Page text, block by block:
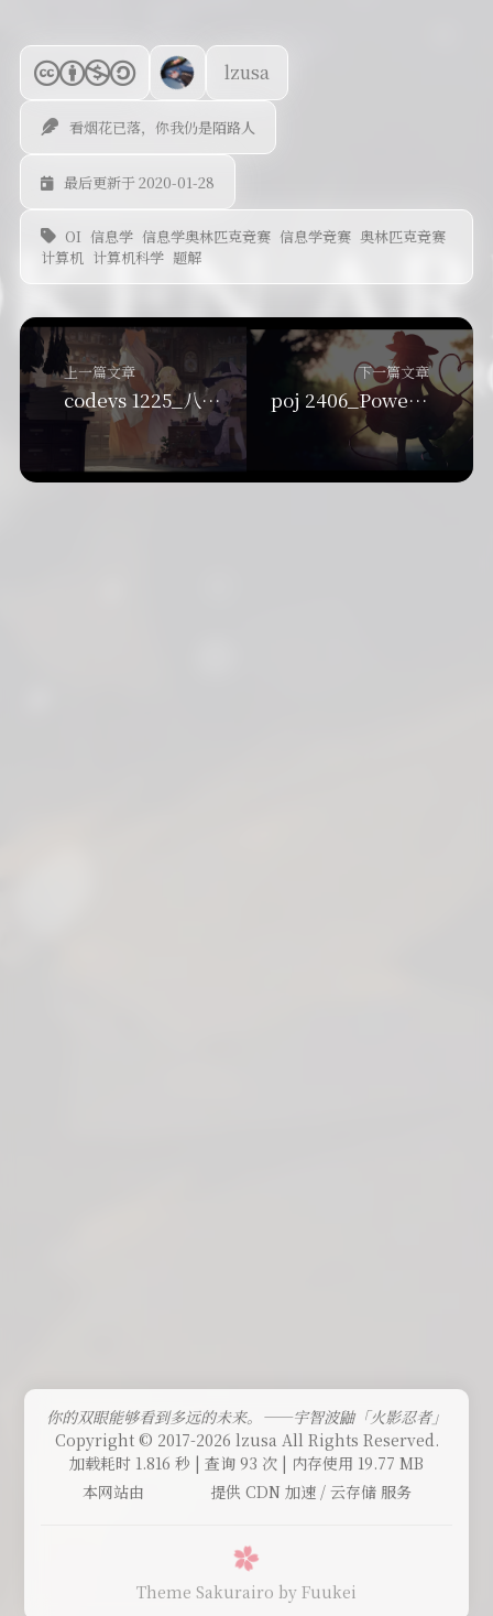
lzusa
看烟花已落，你我仍是陌路人
最后更新于 2020-01-28
OI 信息学 信息学奥林匹克竞赛 信息学竞赛 奥林匹克竞赛
计算机 计算机科学 题解
上一篇文章
codevs 1225_八数码难题_bfs+hash
下一篇文章
poj 2406_Power Strings_KMP
你的双眼能够看到多远的未来。——宇智波鼬「火影忍者」
Copyright © 2017-2026 lzusa All Rights Reserved.
加载耗时 1.816 秒 | 查询 93 次 | 内存使用 19.77 MB
本网站由
提供 CDN 加速 / 云存储 服务
Theme Sakurairo by Fuukei